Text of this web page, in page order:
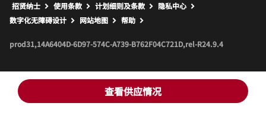
查看供应情况
招贤纳士 使用条款 计划细则及条款
隐私中心
数字化无障碍设计
网站地图 打开新窗口
帮助
prod31,14A6404D-6D97-574C-A739-B762F04C721D,rel-R24.9.4